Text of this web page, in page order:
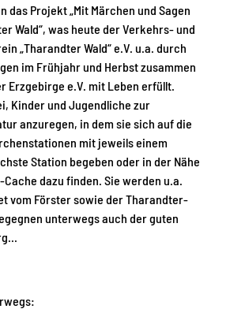
das Projekt „Mit Märchen und Sagen
Wald“, was heute der Verkehrs- und
„Tharandter Wald“ e.V. u.a. durch
im Frühjahr und Herbst zusammen
Erzgebirge e.V. mit Leben erfüllt.
Kinder und Jugendliche zur
anzuregen, in dem sie sich auf die
mit jeweils einem
Station begeben oder in der Nähe
Cache dazu finden. Sie werden u.a.
vom Förster sowie der Tharandter-
unterwegs auch der guten